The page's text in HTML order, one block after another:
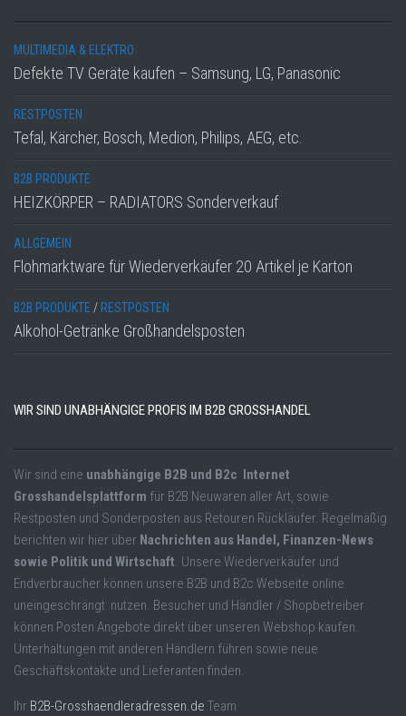
MULTIMEDIA & ELEKTRO
Defekte TV Geräte kaufen – Samsung, LG, Panasonic
RESTPOSTEN
Tefal, Kärcher, Bosch, Medion, Philips, AEG, etc.
B2B PRODUKTE
HEIZKÖRPER – RADIATORS Sonderverkauf
ALLGEMEIN
Flohmarktware für Wiederverkäufer 20 Artikel je Karton
B2B PRODUKTE / RESTPOSTEN
Alkohol-Getränke Großhandelsposten
WIR SIND UNABHÄNGIGE PROFIS IM B2B GROSSHANDEL
Wir sind eine unabhängige B2B und B2c Internet
Grosshandelsplattform für B2B Neuwaren aller Art, sowie
Restposten und Sonderposten aus Retouren Rückläufer. Regelmäßig
berichten wir hier über Nachrichten aus Handel, Finanzen-News
sowie Politik und Wirtschaft. Unsere Wiederverkäufer und
Endverbraucher können unsere B2B und B2c Webseite online
uneingeschrängt nutzen. Besucher und Händler / Shopbetreiber
können Posten Angebote direkt über unseren Webshop kaufen.
Unterhaltungen mit anderen Händlern führen sowie neue
Geschäftskontakte und Lieferanten finden.
Ihr B2B-Grosshaendleradressen.de Team